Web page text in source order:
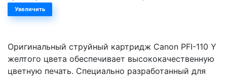
Увеличить
Оригинальный струйный картридж Canon PFI-110 Y
желтого цвета обеспечивает высококачественную
цветную печать. Специально разработанный для